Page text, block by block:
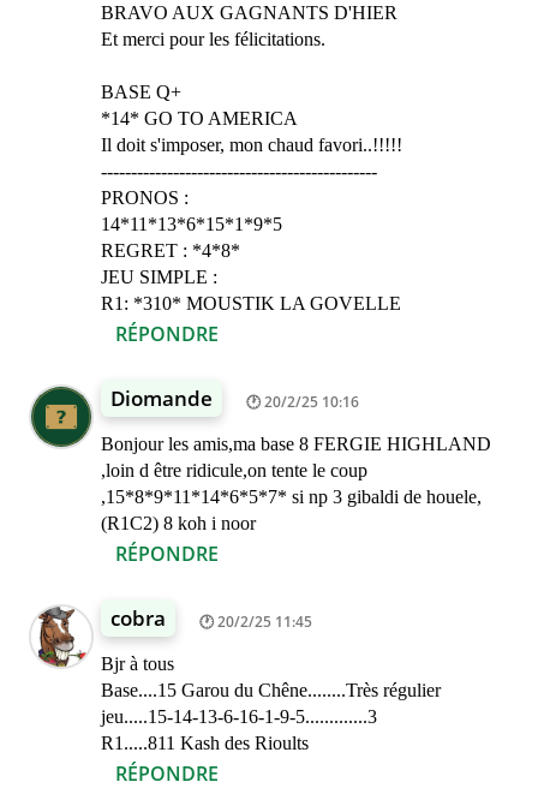
BRAVO AUX GAGNANTS D'HIER
Et merci pour les félicitations.
BASE Q+
*14* GO TO AMERICA
Il doit s'imposer, mon chaud favori..!!!!!
----------------------------------------------
PRONOS :
14*11*13*6*15*1*9*5
REGRET : *4*8*
JEU SIMPLE :
R1: *310* MOUSTIK LA GOVELLE
RÉPONDRE
Diomande 20/2/25 10:16
Bonjour les amis,ma base 8 FERGIE HIGHLAND
,loin d être ridicule,on tente le coup
,15*8*9*11*14*6*5*7* si np 3 gibaldi de houele,
(R1C2) 8 koh i noor
RÉPONDRE
cobra 20/2/25 11:45
Bjr à tous
Base....15 Garou du Chêne........Très régulier
jeu.....15-14-13-6-16-1-9-5.............3
R1.....811 Kash des Rioults
RÉPONDRE